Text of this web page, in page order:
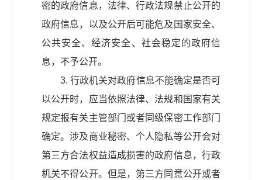
密的政府信息，法律、行政法规禁止公开的
政府信息，以及公开后可能危及国家安全、
公共安全、经济安全、社会稳定的政府信
息，不予公开。
3. 行政机关对政府信息不能确定是否可
以公开时，应当依照法律、法规和国家有关
规定报有关主管部门或者同级保密工作部门
确定。涉及商业秘密、个人隐私等公开会对
第三方合法权益造成损害的政府信息，行政
机关不得公开。但是，第三方同意公开或者